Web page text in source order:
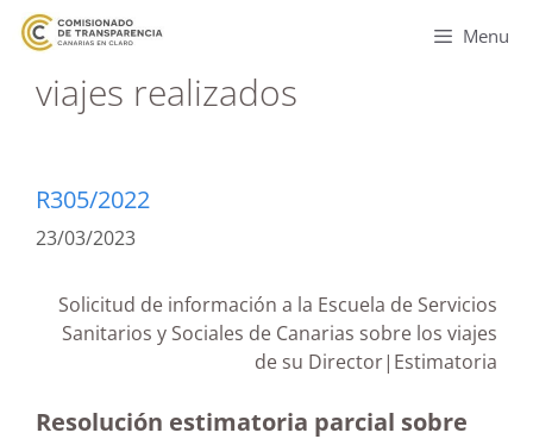
Menu
viajes realizados
R305/2022
23/03/2023
Solicitud de información a la Escuela de Servicios
Sanitarios y Sociales de Canarias sobre los viajes
de su Director| Estimatoria
Resolución estimatoria parcial sobre